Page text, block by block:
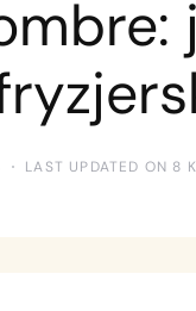
LAST UPDATED ON 8